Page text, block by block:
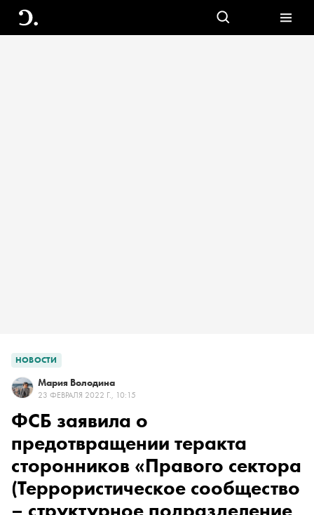
НОВОСТИ
Мария Володина
23 ФЕВРАЛЯ 2022 Г., 10:15
ФСБ заявила о
предотвращении теракта
сторонников «Правого сектора
(Террористическое сообщество